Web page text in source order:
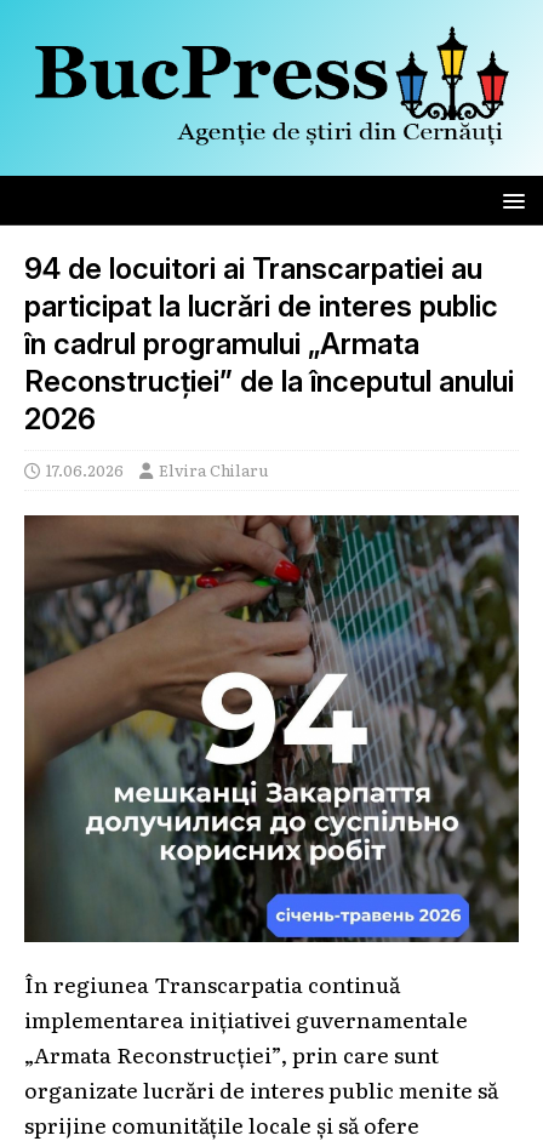
94 de locuitori ai Transcarpatiei au
participat la lucrări de interes public
în cadrul programului „Armata
Reconstrucției” de la începutul anului
2026
17.06.2026 Elvira Chilaru
În regiunea Transcarpatia continuă
implementarea inițiativei guvernamentale
„Armata Reconstrucției”, prin care sunt
organizate lucrări de interes public menite să
sprijine comunitățile locale și să ofere